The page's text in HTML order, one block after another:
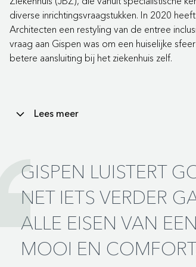
diverse inrichtingsvraagstukken. In 2020
Architecten een restyling van de entree
vraag aan Gispen was om een huiselijke
betere aansluiting bij het ziekenhuis zelf.
Lees meer
dagelijks in de entree staat, heeft een
been zijn. Voor hen plaatste Gispen
armleggers die het opstaan
GISPEN LUISTERT
NET IETS VERDER
ALLE EISEN VAN
MOOI EN